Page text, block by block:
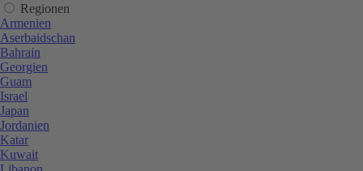
Regionen
Armenien
Aserbaidschan
Bahrain
Georgien
Guam
Israel
Japan
Jordanien
Katar
Kuwait